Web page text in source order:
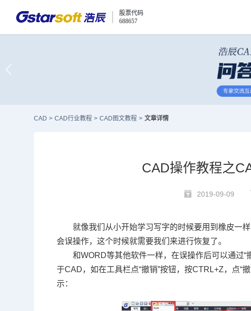
股票代码
688657
CAD > CAD行业教程 > CAD图文教程 > 文章详情
CAD操作教程之
2019-09-09
就像我们从小开始学习写字的时候要用到橡皮一
会误操作，这个时候就需要我们来进行恢复了。
和WORD等其他软件一样，在误操作后可以通过“
于CAD，如在工具栏点“撤销”按钮，按CTRL+Z，点“
示：